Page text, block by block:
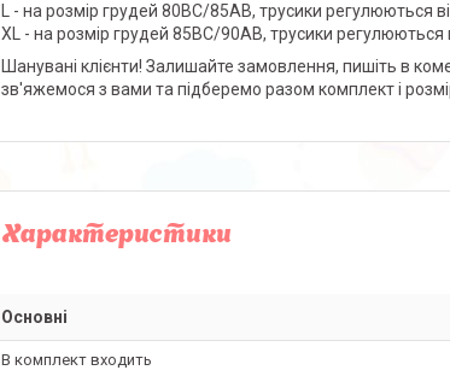
L - на розмір грудей 80BС/85АВ, трусики регулюються
XL - на розмір грудей 85BC/90AВ, трусики регулюються
Шанувані клієнти! Залишайте замовлення, пишіть в
зв'яжемося з вами та підберемо разом комплект і
Характеристики
Основні
В комплект входить